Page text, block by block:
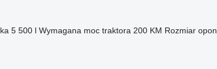
5 500 l Wymagana moc traktora 200 KM Rozmiar opon